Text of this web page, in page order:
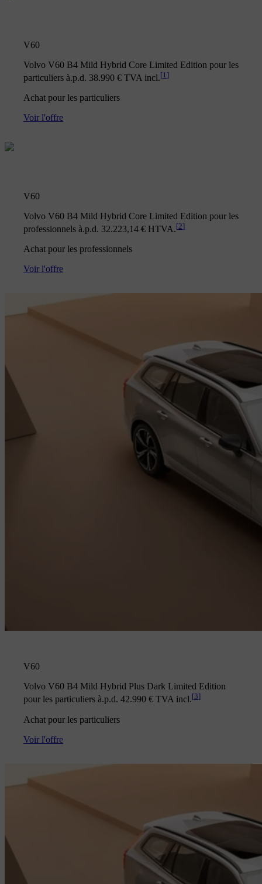
V60
Volvo V60 B4 Mild Hybrid Core Limited Edition pour les
particuliers à.p.d. 38.990 € TVA incl.[1 ]
Achat pour les particuliers
Voir l'offre
V60
Volvo V60 B4 Mild Hybrid Core Limited Edition pour les
professionnels à.p.d. 32.223,14 € HTVA.[2]
Achat pour les professionnels
Voir l'offre
V60
Volvo V60 B4 Mild Hybrid Plus Dark Limited Edition
pour les particuliers à.p.d. 42.990 € TVA incl.[3]
Achat pour les particuliers
Voir l'offre